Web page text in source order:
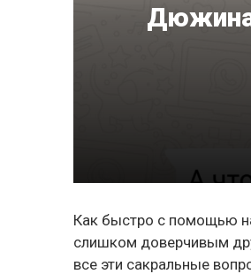
Как быстро с помощью
слишком доверчивым
все эти сакральные